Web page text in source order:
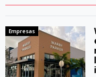
Empresas